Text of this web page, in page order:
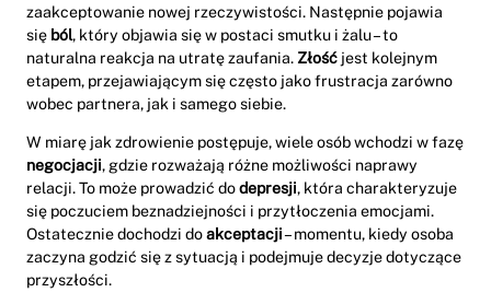
zaakceptowanie nowej rzeczywistości. Następnie pojawia
się ból, który objawia się w postaci smutku i żalu – to
naturalna reakcja na utratę zaufania. Złość jest kolejnym
etapem, przejawiającym się często jako frustracja zarówno
wobec partnera, jak i samego siebie.
W miarę jak zdrowienie postępuje, wiele osób wchodzi w fazę
negocjacji, gdzie rozważają różne możliwości naprawy
relacji. To może prowadzić dodepresji, która charakteryzuje
się poczuciem beznadziejności i przytłoczenia emocjami.
Ostatecznie dochodzi doakceptacji– momentu, kiedy osoba
zaczyna godzić się z sytuacją i podejmuje decyzje dotyczące
przyszłości.